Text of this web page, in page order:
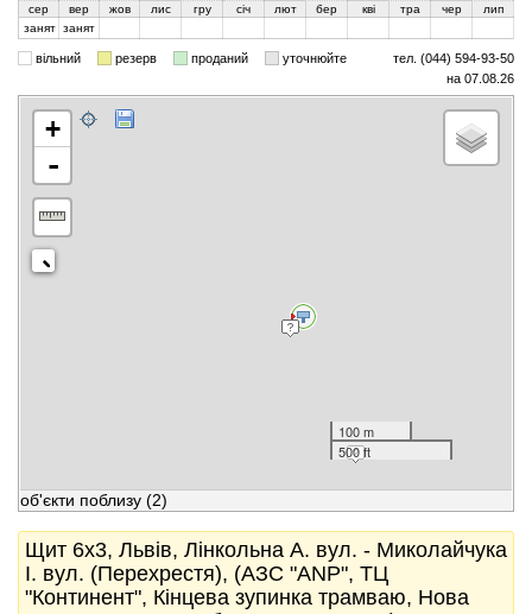
сер
вер жов лис гру січ лют бер кві тра чер
лип
занят занят
вільний резерв проданий уточнюйте
тел. (044) 594-93-50
на 07.08.26
+
-
100 m
500 ft
об'єкти поблизу (2)
Щит 6x3, Львів, Лінкольна А. вул. - Миколайчука
І. вул. (Перехрестя), (АЗС "ANP", ТЦ
"Континент", Кінцева зупинка трамваю, Нова